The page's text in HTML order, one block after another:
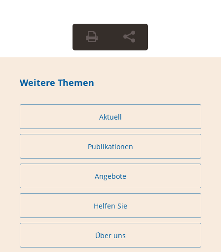
Weitere Themen
Aktuell
Publikationen
Angebote
Helfen Sie
Über uns